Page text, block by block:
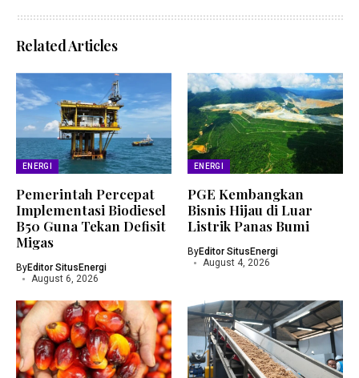
Related Articles
ENERGI
Pemerintah Percepat
Implementasi Biodiesel
B50 Guna Tekan Defisit
Migas
ByEditor SitusEnergi
August 6, 2026
ENERGI
PGE Kembangkan
Bisnis Hijau di Luar
Listrik Panas Bumi
ByEditor SitusEnergi
August 4, 2026